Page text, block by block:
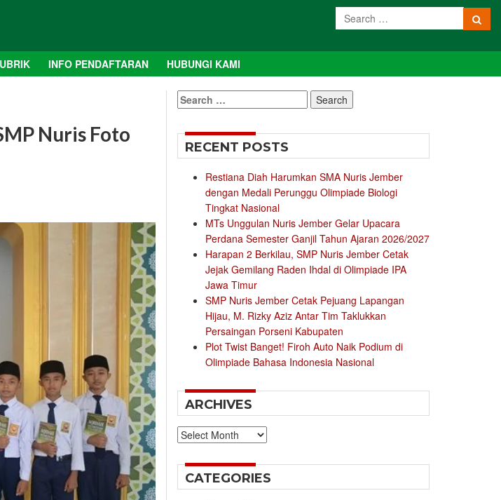
INFO PENDAFTARAN HUBUNGI KAMI
Nuris Foto
Search
for:
RECENT POSTS
Restiana Diah Harumkan SMA Nuris Jember
dengan Medali Perunggu Olimpiade Biologi
Tingkat Nasional
MTs Unggulan Nuris Jember Gelar Upacara
Perdana Semester Ganjil Tahun Ajaran 2026/2027
Harapan 2 Berkilau, SMP Nuris Jember Cetak
Jejak Gemilang Raden Ihdal di Olimpiade IPA
Jawa Timur
SMP Nuris Jember Cetak Pejuang Lapangan
Hijau, M. Rizky Aziz Antar Tim Taklukkan
Persaingan Porseni Kabupaten
Plot Twist Banget! Firoh Auto Naik Podium di
Olimpiade Bahasa Indonesia Nasional
ARCHIVES
Archives
CATEGORIES